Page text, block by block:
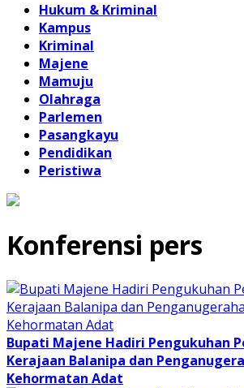
Hukum & Kriminal
Kampus
Kriminal
Majene
Mamuju
Olahraga
Parlemen
Pasangkayu
Pendidikan
Peristiwa
Konferensi pers
Bupati Majene Hadiri Pengukuhan
Kerajaan Balanipa dan
Kehormatan Adat